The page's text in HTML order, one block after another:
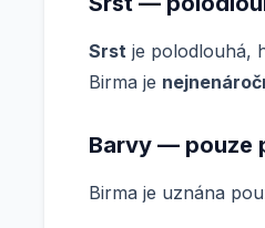
Srst je polodlouhá,
Birma je
Barvy — pouze
Birma je uznána